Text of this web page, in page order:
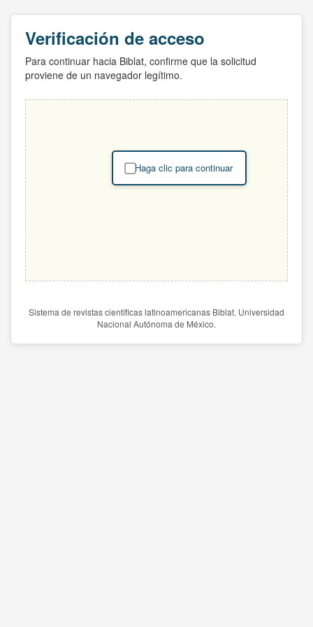
Verificación de acceso
Para continuar hacia Biblat, confirme que la solicitud
proviene de un navegador legítimo.
Haga clic para continuar
Sistema de revistas científicas latinoamericanas Biblat. Universidad
Nacional Autónoma de México.